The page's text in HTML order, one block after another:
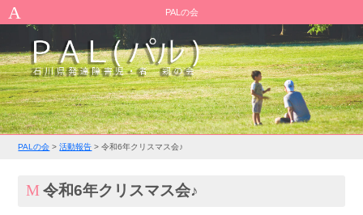
PALの会
PALの会 >活動報告 >令和6年クリスマス会♪
令和6年クリスマス会♪